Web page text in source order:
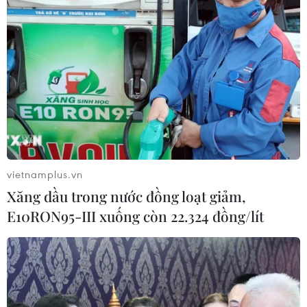
cho lực lượng cứu hỏa địa phương.
Hàng nghìn ha rừng bị thiêu rụi chỉ trong
một ngày tại bang California
24/07/2022 03:49
vietnamplus.vn
Xăng dầu trong nước đồng loạt giảm,
E10RON95-III xuống còn 22.324 đồng/lít